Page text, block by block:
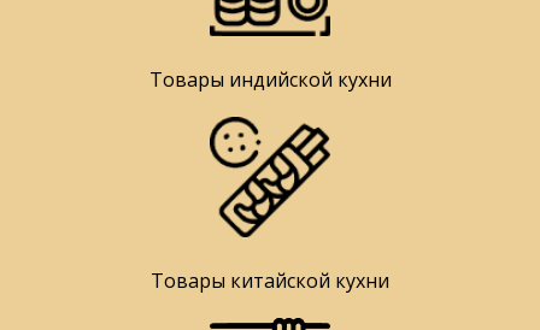
Товары индийской кухни
Товары китайской кухни